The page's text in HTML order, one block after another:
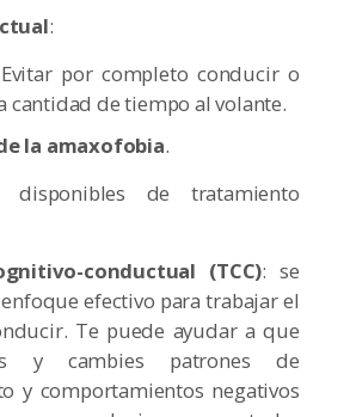
:
Evitar por completo conducir o
cantidad de tiempo al volante.
la amaxofobia.
disponibles de tratamiento
conductual (TCC): se
efectivo para trabajar el
Te puede ayudar a que
y cambies patrones de
y comportamientos negativos